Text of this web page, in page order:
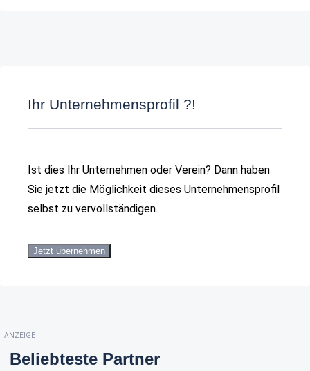
Ihr Unternehmensprofil ?!
Ist dies Ihr Unternehmen oder Verein? Dann haben
Sie jetzt die Möglichkeit dieses Unternehmensprofil
selbst zu vervollständigen.
Jetzt übernehmen
ANZEIGE
Beliebteste Partner